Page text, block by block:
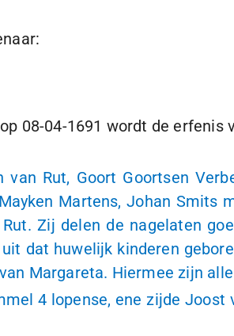
08-04-1691 wordt de erfenis
Rut, Goort Goortsen
Martens, Johan Smits
Zij delen de nagelaten
dat huwelijk kinderen
Margareta. Hiermee zijn
4 lopense, ene zijde Joost